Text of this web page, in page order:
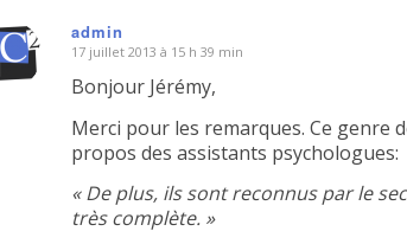
admin
dit
17 juillet 2013 à 15 h 39 min
Bonjour Jérémy,
Merci pour les remarques. Ce genre
propos des assistants psychologues:
« De plus, ils sont reconnus par le
très complète. »